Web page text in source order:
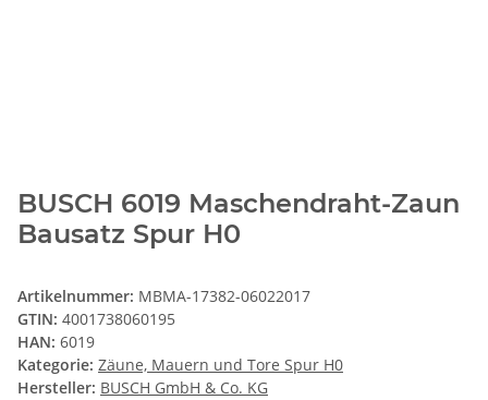
BUSCH 6019 Maschendraht-Zaun
Bausatz Spur H0
Artikelnummer: MBMA-17382-06022017
GTIN: 4001738060195
HAN: 6019
Kategorie: Zäune, Mauern und Tore Spur H0
Hersteller: BUSCH GmbH & Co. KG